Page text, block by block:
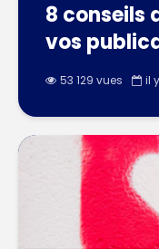
8 conseils
vos
53 129 vues il